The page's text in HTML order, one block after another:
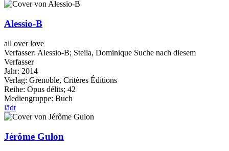
Alessio-B
all over love
Verfasser: Alessio-B; Stella, Dominique Suche nach diesem
Verfasser
Jahr: 2014
Verlag: Grenoble, Critères Éditions
Reihe: Opus délits; 42
Mediengruppe: Buch
lädt
Jérôme Gulon